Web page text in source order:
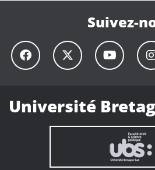
Suivez-
Université